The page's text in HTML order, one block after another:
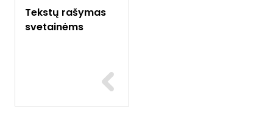
Tekstų rašymas
svetainėms